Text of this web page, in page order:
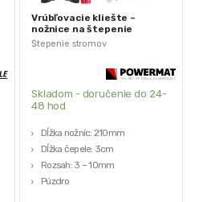
Štepenie stromov
Vrúbľovacie kliešte –
nožnice na štepenie
stromov | PM-SDO-310BT
Skladom - doručenie do 24-
48 hod
Dĺžka nožníc: 210mm
Dĺžka čepele: 3cm
Rozsah: 3 – 10mm
Púzdro